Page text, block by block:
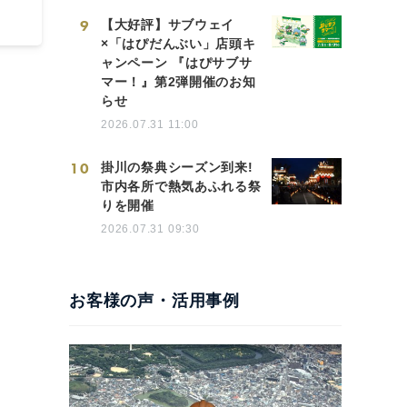
9
【大好評】サブウェイ
×「はぴだんぶい」店頭キ
ャンペーン 『はぴサブサ
マー！』第2弾開催のお知
らせ
2026.07.31 11:00
10
掛川の祭典シーズン到来!
市内各所で熱気あふれる祭
りを開催
2026.07.31 09:30
お客様の声・活用事例